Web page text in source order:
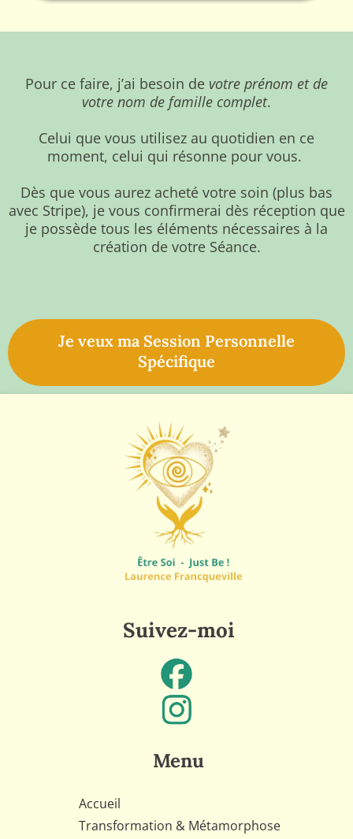
Pour ce faire, j’ai besoin de votre prénom et de
votre nom de famille complet.
Celui que vous utilisez au quotidien en ce
moment, celui qui résonne pour vous.
Dès que vous aurez acheté votre soin (plus bas
avec Stripe), je vous confirmerai dès réception que
je possède tous les éléments nécessaires à la
création de votre Séance.
Je veux ma Session Personnelle
Spécifique
Suivez-moi
Menu
Accueil
Transformation & Métamorphose